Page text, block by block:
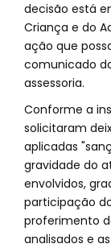
decisão está
Criança e do
ação que
comunicado
assessoria.
Conforme a
solicitaram
aplicadas
gravidade do
envolvidos,
participação
proferimento
analisados e